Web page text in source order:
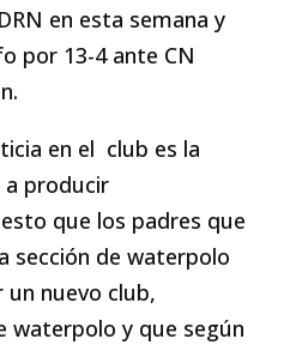
en esta semana y
por 13-4 ante CN
en el club es la
a producir
que los padres que
sección de waterpolo
un nuevo club,
waterpolo y que según